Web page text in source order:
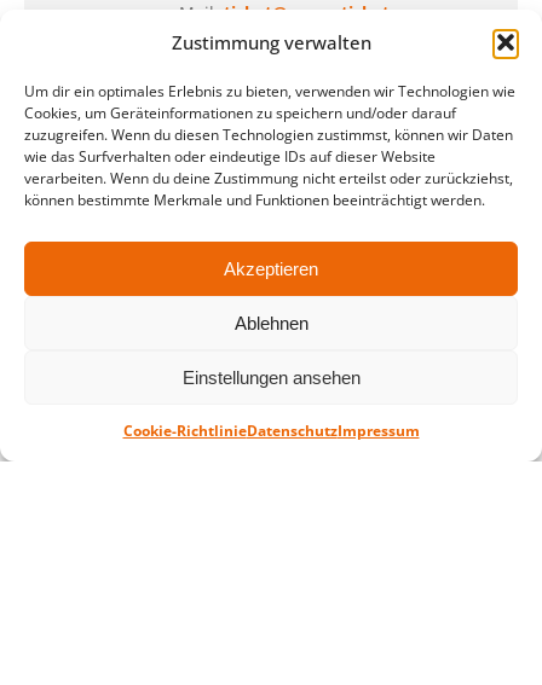
Zustimmung verwalten
Um dir ein optimales Erlebnis zu bieten, verwenden wir Technologien wie
Cookies, um Geräteinformationen zu speichern und/oder darauf
zuzugreifen. Wenn du diesen Technologien zustimmst, können wir Daten
wie das Surfverhalten oder eindeutige IDs auf dieser Website
verarbeiten. Wenn du deine Zustimmung nicht erteilst oder zurückziehst,
können bestimmte Merkmale und Funktionen beeinträchtigt werden.
Akzeptieren
Ablehnen
Einstellungen ansehen
Cookie-RichtlinieDatenschutzImpressum
Mail: ticket@arena-ticket.com
Kassenöffnungszeiten
unsere Sonderöffnungszeiten im Sommer:
in der Zeit vom 06.07. – 07.08.2026
Montag – Freitag: 10-18 Uhr Samstag:
Am Sportforum 2, 04105 Leipzig
Sie erreichen uns mit dem Öffentlichen